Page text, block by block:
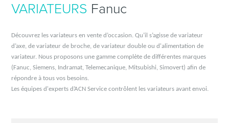
VARIATEURS Fanuc
Découvrez les variateurs en vente d’occasion. Qu’il s’agisse de variateur
d’axe, de variateur de broche, de variateur double ou d'alimentation de
variateur. Nous proposons une gamme complète de différentes marques
(Fanuc, Siemens, Indramat, Telemecanique, Mitsubishi, Simovert) afin de
répondre à tous vos besoins.
Les équipes d'experts d’ACN Service contrôlent les variateurs avant envoi.